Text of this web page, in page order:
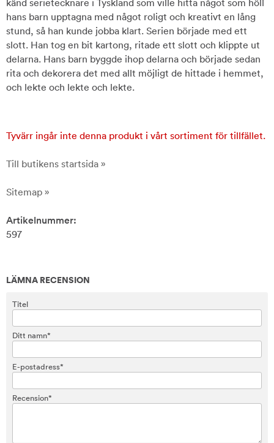
känd serietecknare i Tyskland som ville hitta något som höll
hans barn upptagna med något roligt och kreativt en lång
stund, så han kunde jobba klart. Serien började med ett
slott. Han tog en bit kartong, ritade ett slott och klippte ut
delarna. Hans barn byggde ihop delarna och började sedan
rita och dekorera det med allt möjligt de hittade i hemmet,
och lekte och lekte och lekte.
Tyvärr ingår inte denna produkt i vårt sortiment för tillfället.
Till butikens startsida »
Sitemap »
Artikelnummer:
597
LÄMNA RECENSION
Titel
Ditt namn*
E-postadress*
Recension*